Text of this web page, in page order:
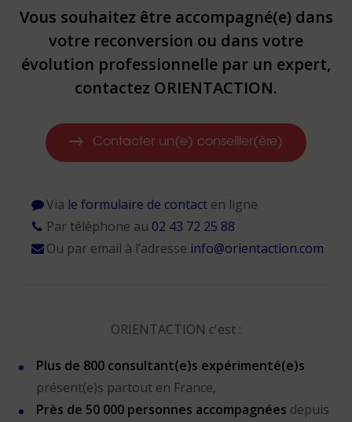
Vous souhaitez être accompagné(e) dans
votre reconversion ou dans votre
évolution professionnelle par un expert,
contactez ORIENTACTION.
Contacter un(e) conseiller(ère)
Via le formulaire de contacten ligne
Par téléphone au 02 43 72 25 88
Ou par email à l’adresse info@orientaction.com
ORIENTACTION c'est :
Plus de 800 consultant(e)s expérimenté(e)s
présent(e)s partout en France,
Près de 50 000 personnes accompagnées depuis